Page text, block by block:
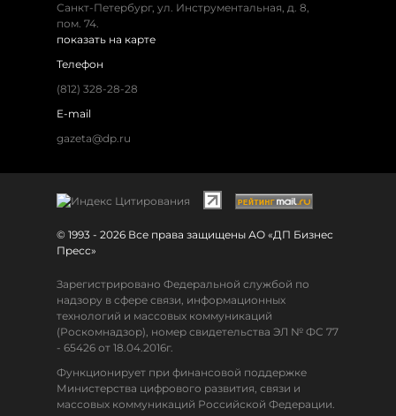
Санкт-Петербург, ул. Инструментальная, д. 8,
пом. 74.
показать на карте
Телефон
(812) 328-28-28
E-mail
gazeta@dp.ru
© 1993 - 2026 Все права защищены АО «ДП Бизнес
Пресс»
Зарегистрировано Федеральной службой по
надзору в сфере связи, информационных
технологий и массовых коммуникаций
(Роскомнадзор), номер свидетельства ЭЛ № ФС 77
- 65426 от 18.04.2016г.
Функционирует при финансовой поддержке
Министерства цифрового развития, связи и
массовых коммуникаций Российской Федерации.